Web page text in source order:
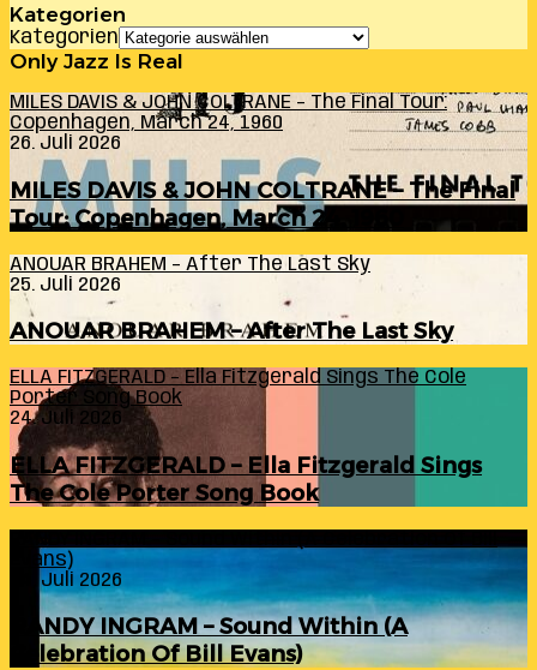
Kategorien
Kategorien
Only Jazz Is Real
MILES DAVIS & JOHN COLTRANE – The Final Tour:
Copenhagen, March 24, 1960
26. Juli 2026
MILES DAVIS & JOHN COLTRANE – The Final
Tour: Copenhagen, March 24, 1960
ANOUAR BRAHEM – After The Last Sky
25. Juli 2026
ANOUAR BRAHEM – After The Last Sky
ELLA FITZGERALD – Ella Fitzgerald Sings The Cole
Porter Song Book
24. Juli 2026
ELLA FITZGERALD – Ella Fitzgerald Sings
The Cole Porter Song Book
Evans)
24. Juli 2026
RANDY INGRAM – Sound Within (A
Celebration Of Bill Evans)